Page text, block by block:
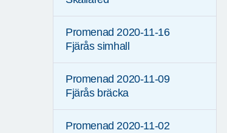
Promenad 2020-11-16
Fjärås simhall
Promenad 2020-11-09
Fjärås bräcka
Promenad 2020-11-02